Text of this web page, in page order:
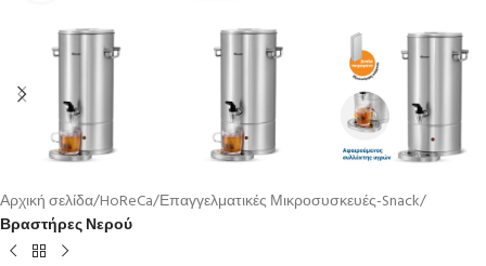
Αρχική σελίδα HoReCa Επαγγελματικές Μικροσυσκευές-Snack
Βραστήρες Νερού